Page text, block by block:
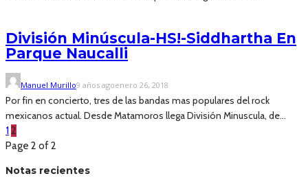
División Minúscula-HS!-Siddhartha En
Parque Naucalli
Manuel Murillo9 años agoenero 26, 2018
Por fin en concierto, tres de las bandas mas populares del rock
mexicanos actual. Desde Matamoros llega División Minuscula, de...
12
Page 2 of 2
Notas recientes